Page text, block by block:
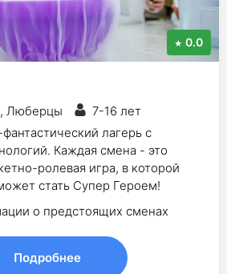
0.0
Люберцы
7-16 лет
лагерь с
Каждая смена - это
ролевая игра, в которой
стать Супер Героем!
о предстоящих сменах
Подробнее